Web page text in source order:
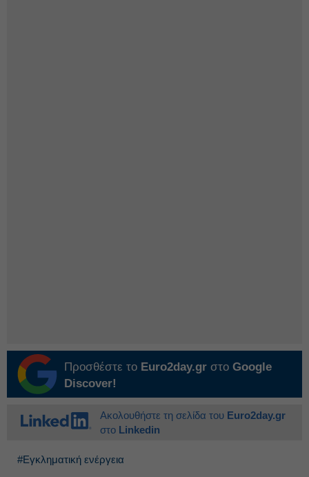
Προσθέστε το Euro2day.gr στο Google
Discover!
Ακολουθήστε τη σελίδα του Euro2day.gr
στο Linkedin
#Εγκληματική ενέργεια